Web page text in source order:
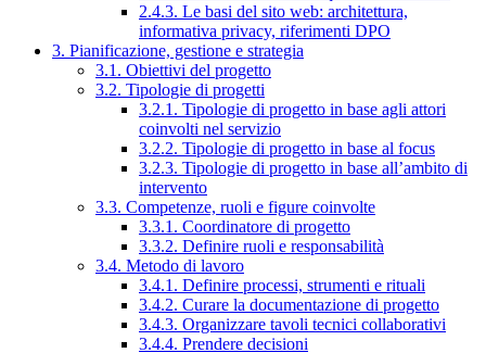
2.4.3. Le basi del sito web: architettura,
informativa privacy, riferimenti DPO
3. Pianificazione, gestione e strategia
3.1. Obiettivi del progetto
3.2. Tipologie di progetti
3.2.1. Tipologie di progetto in base agli attori
coinvolti nel servizio
3.2.2. Tipologie di progetto in base al focus
3.2.3. Tipologie di progetto in base all’ambito di
intervento
3.3. Competenze, ruoli e figure coinvolte
3.3.1. Coordinatore di progetto
3.3.2. Definire ruoli e responsabilità
3.4. Metodo di lavoro
3.4.1. Definire processi, strumenti e rituali
3.4.2. Curare la documentazione di progetto
3.4.3. Organizzare tavoli tecnici collaborativi
3.4.4. Prendere decisioni